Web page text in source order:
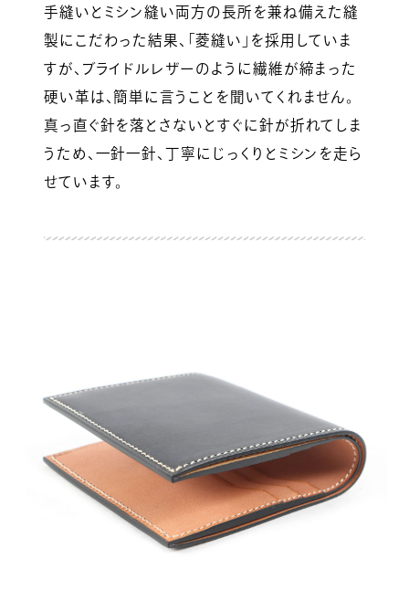
手縫いとミシン縫い両方の長所を兼ね備えた縫
製にこだわった結果、「菱縫い」を採用していま
すが、ブライドルレザーのように繊維が締まった
硬い革は、簡単に言うことを聞いてくれません。
真っ直ぐ針を落とさないとすぐに針が折れてしま
うため、一針一針、丁寧にじっくりとミシンを走ら
せています。